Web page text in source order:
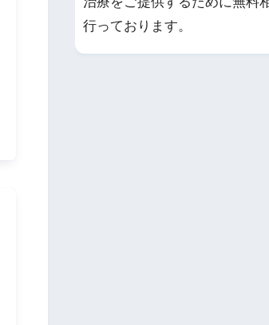
行っております。